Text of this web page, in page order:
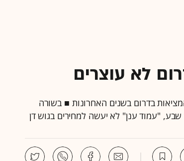
לא עוצרים
בדרום בשנים האחרונות ■ בשורה
"עמוד ענן" לא יעשה למחירים בגוש דן